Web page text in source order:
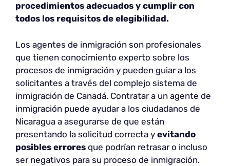
procedimientos adecuados y cumplir con
todos los requisitos de elegibilidad.
Los agentes de inmigración son profesionales
que tienen conocimiento experto sobre los
procesos de inmigración y pueden guiar a los
solicitantes a través del complejo sistema de
inmigración de Canadá. Contratar a un agente de
inmigración puede ayudar a los ciudadanos de
Nicaragua a asegurarse de que están
presentando la solicitud correcta y evitando
posibles errores que podrían retrasar o incluso
ser negativos para su proceso de inmigración.